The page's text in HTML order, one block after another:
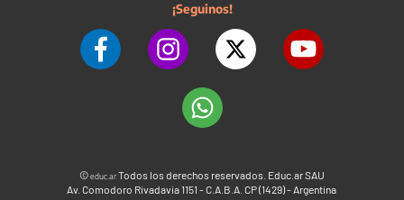
¡Seguinos!
©educ.arTodos los derechos reservados. Educ.ar SAU
Av. Comodoro Rivadavia 1151 - C.A.B.A. CP (1429) - Argentina